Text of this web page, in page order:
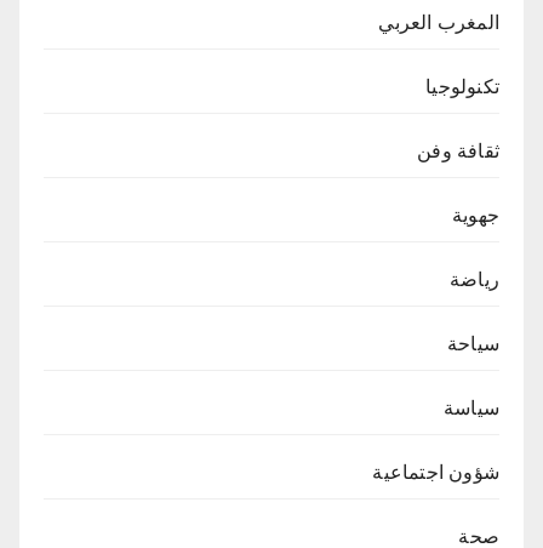
المغرب العربي
تكنولوجيا
ثقافة وفن
جهوية
رياضة
سياحة
سياسة
شؤون اجتماعية
صحة